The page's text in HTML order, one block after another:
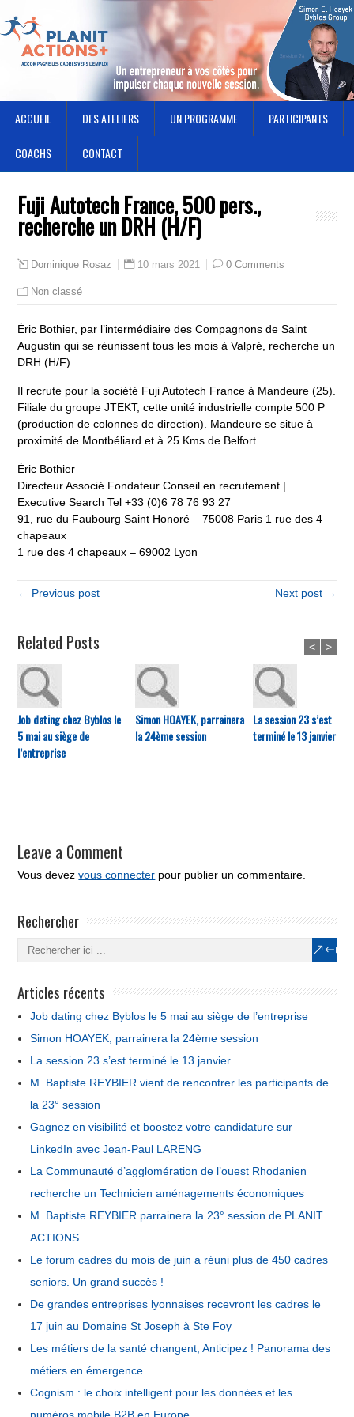
ACCUEIL DES ATELIERS UN PROGRAMME PARTICIPANTS
COACHS CONTACT
Fuji Autotech France, 500 pers.,
recherche un DRH (H/F)
Dominique Rosaz 10 mars 2021 0 Comments
Non classé
Éric Bothier, par l’intermédiaire des Compagnons de Saint
Augustin qui se réunissent tous les mois à Valpré, recherche un
DRH (H/F)
Il recrute pour la société Fuji Autotech France à Mandeure (25).
Filiale du groupe JTEKT, cette unité industrielle compte 500 P
(production de colonnes de direction). Mandeure se situe à
proximité de Montbéliard et à 25 Kms de Belfort.
Éric Bothier
Directeur Associé Fondateur Conseil en recrutement |
Executive Search Tel +33 (0)6 78 76 93 27
91, rue du Faubourg Saint Honoré – 75008 Paris 1 rue des 4
chapeaux
1 rue des 4 chapeaux – 69002 Lyon
← Previous post Next post →
Related Posts
Job dating chez Byblos le
5 mai au siège de
l’entreprise
Simon HOAYEK, parrainera
la 24ème session
La session 23 s’est
terminé le 13 janvier
< >
Leave a Comment
Vous devezvous connecter pour publier un commentaire.
Rechercher
Articles récents
Job dating chez Byblos le 5 mai au siège de l’entreprise
Simon HOAYEK, parrainera la 24ème session
La session 23 s’est terminé le 13 janvier
M. Baptiste REYBIER vient de rencontrer les participants de
la 23° session
Gagnez en visibilité et boostez votre candidature sur
LinkedIn avec Jean-Paul LARENG
La Communauté d’agglomération de l’ouest Rhodanien
recherche un Technicien aménagements économiques
M. Baptiste REYBIER parrainera la 23° session de PLANIT
ACTIONS
Le forum cadres du mois de juin a réuni plus de 450 cadres
seniors. Un grand succès !
De grandes entreprises lyonnaises recevront les cadres le
17 juin au Domaine St Joseph à Ste Foy
Les métiers de la santé changent, Anticipez ! Panorama des
métiers en émergence
Cognism : le choix intelligent pour les données et les
numéros mobile B2B en Europe.